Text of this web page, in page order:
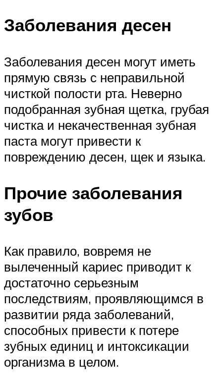
Заболевания десен
Заболевания десен могут иметь
прямую связь с неправильной
чисткой полости рта. Неверно
подобранная зубная щетка, грубая
чистка и некачественная зубная
паста могут привести к
повреждению десен, щек и языка.
Прочие заболевания
зубов
Как правило, вовремя не
вылеченный кариес приводит к
достаточно серьезным
последствиям, проявляющимся в
развитии ряда заболеваний,
способных привести к потере
зубных единиц и интоксикации
организма в целом.